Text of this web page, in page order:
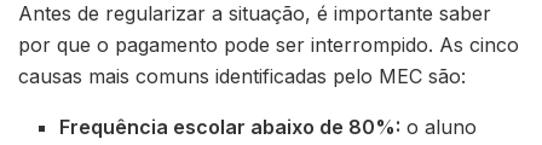
Antes de regularizar a situação, é importante saber
por que o pagamento pode ser interrompido. As cinco
causas mais comuns identificadas pelo MEC são:
Frequência escolar abaixo de 80%: o aluno